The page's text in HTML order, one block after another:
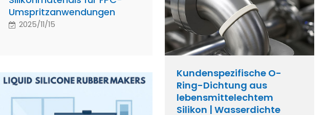
Umspritzanwendungen
2025/11/15
Kundenspezifische O-
Ring-Dichtung aus
lebensmittelechtem
Silikon | Wasserdichte